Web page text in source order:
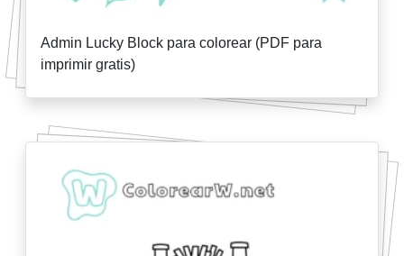
Admin Lucky Block para colorear (PDF para
imprimir gratis)